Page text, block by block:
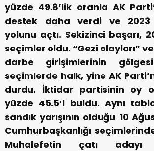
yüzde 49.8’lik oranla AK
destek daha verdi ve 2023
yolunu açtı. Sekizinci başarı,
seçimler oldu. “Gezi olayları”
darbe girişimlerinin
seçimlerde halk, yine AK
durdu. İktidar partisinin oy
yüzde 45.5’i buldu. Aynı
sandık yarışının olduğu 10
Cumhurbaşkanlığı
Muhalefetin çatı adayı